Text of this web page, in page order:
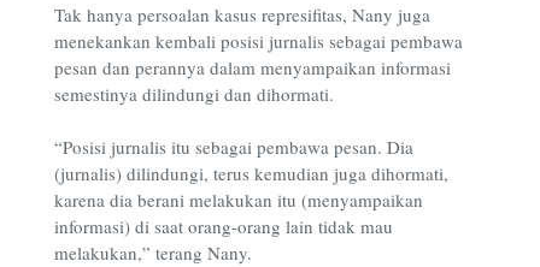
Tak hanya persoalan kasus represifitas, Nany juga
menekankan kembali posisi jurnalis sebagai pembawa
pesan dan perannya dalam menyampaikan informasi
semestinya dilindungi dan dihormati.
“Posisi jurnalis itu sebagai pembawa pesan. Dia
(jurnalis) dilindungi, terus kemudian juga dihormati,
karena dia berani melakukan itu (menyampaikan
informasi) di saat orang-orang lain tidak mau
melakukan,” terang Nany.